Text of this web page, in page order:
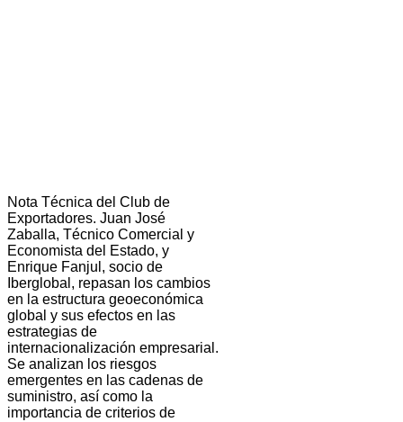
Nota Técnica del Club de
Exportadores. Juan José
Zaballa, Técnico Comercial y
Economista del Estado, y
Enrique Fanjul, socio de
Iberglobal, repasan los cambios
en la estructura geoeconómica
global y sus efectos en las
estrategias de
internacionalización empresarial.
Se analizan los riesgos
emergentes en las cadenas de
suministro, así como la
importancia de criterios de